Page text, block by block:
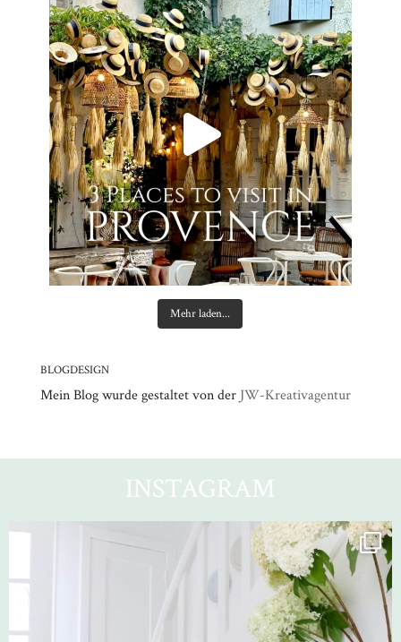
Mehr laden...
BLOGDESIGN
Mein Blog wurde gestaltet von der JW-Kreativagentur
INSTAGRAM